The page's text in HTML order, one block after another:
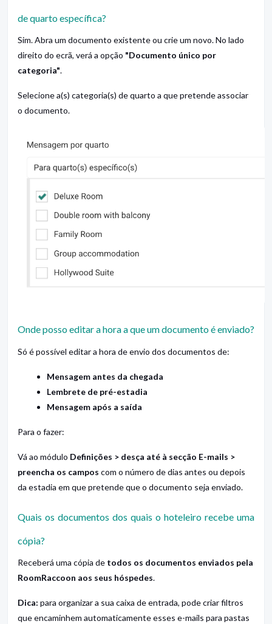
de quarto específica?
Sim. Abra um documento existente ou crie um novo. No lado
direito do ecrã, verá a opção "Documento único por
categoria".
Selecione a(s) categoria(s) de quarto a que pretende associar
o documento.
Onde posso editar a hora a que um documento é enviado?
Só é possível editar a hora de envio dos documentos de:
Mensagem antes da chegada
Lembrete de pré-estadia
Mensagem após a saída
Para o fazer:
Vá ao módulo Definições > desça até à secção E-mails >
preencha os campos com o número de dias antes ou depois
da estadia em que pretende que o documento seja enviado.
Quais os documentos dos quais o hoteleiro recebe uma
cópia?
Receberá uma cópia de todos os documentos enviados pela
RoomRaccoon aos seus hóspedes.
Dica: para organizar a sua caixa de entrada, pode criar filtros
que encaminhem automaticamente esses e-mails para pastas